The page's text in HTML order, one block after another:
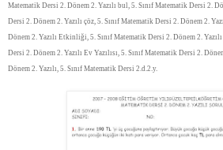
Matematik Dersi 2. Dönem 2. Yazılı bul, 5. Sınıf Matematik Dersi 2.
Dersi 2. Dönem 2. Yazılı çöz, 5. Sınıf Matematik Dersi 2. Dönem 2.
Dönem 2. Yazılı Etkinliği, 5. Sınıf Matematik Dersi 2. Dönem 2. Yazılı
Dersi 2. Dönem 2. Yazılı Ev Yazılısı, 5. Sınıf Matematik Dersi 2.
Dönem 2. Yazılı, 5. Sınıf Matematik Dersi 2.d.2.y.